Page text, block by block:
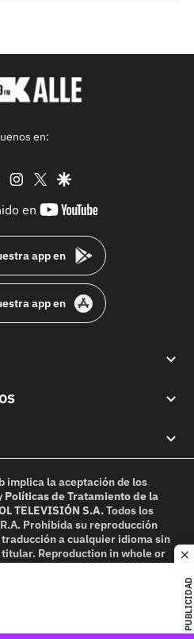
PUBLICIDAD
en:
tiktok instagram
twittergoogle
en
youtube-
app en
app en
implica la aceptación de los
Políticas de Tratamiento de la
TELEVISIÓN S.A.Todos los
Prohibida su reproducción
a cualquier idioma sin
Reproduction in whole or
written permission is